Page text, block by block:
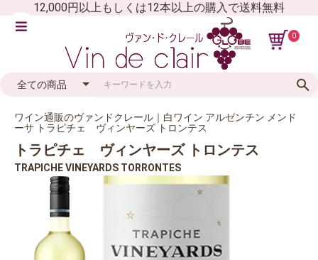
12,000円以上もしくは12本以上の購入で送料無料
0
ワイン通販のヴァンドクレール｜白ワイン アルゼンチン メンド
ーサ トラピチェ ヴィンヤーズ トロンテス
トラピチェ ヴィンヤーズ トロンテス
TRAPICHE VINEYARDS TORRONTES